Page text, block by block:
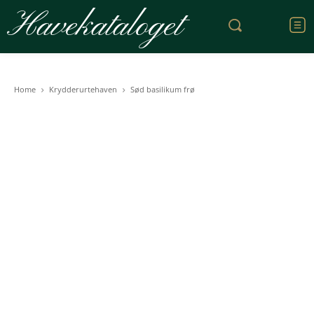
Havekataloget
Home Krydderurtehaven Sød basilikum frø